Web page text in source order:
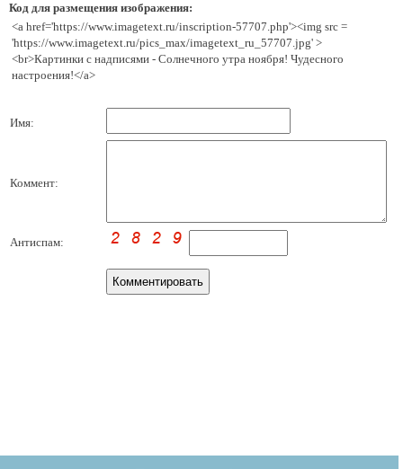
Код для размещения изображения:
<a href='https://www.imagetext.ru/inscription-57707.php'><img src =
'https://www.imagetext.ru/pics_max/imagetext_ru_57707.jpg' >
<br>Картинки с надписями - Солнечного утра ноября! Чудесного
настроения!</a>
Имя:
Коммент:
Антиспам: